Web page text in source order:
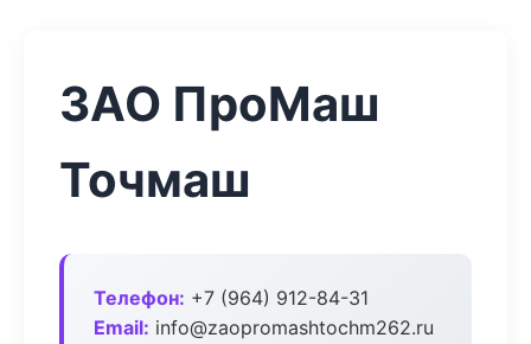
ЗАО ПроМаш
Точмаш
Телефон: +7 (964) 912-84-31
Email: info@zaopromashtochm262.ru